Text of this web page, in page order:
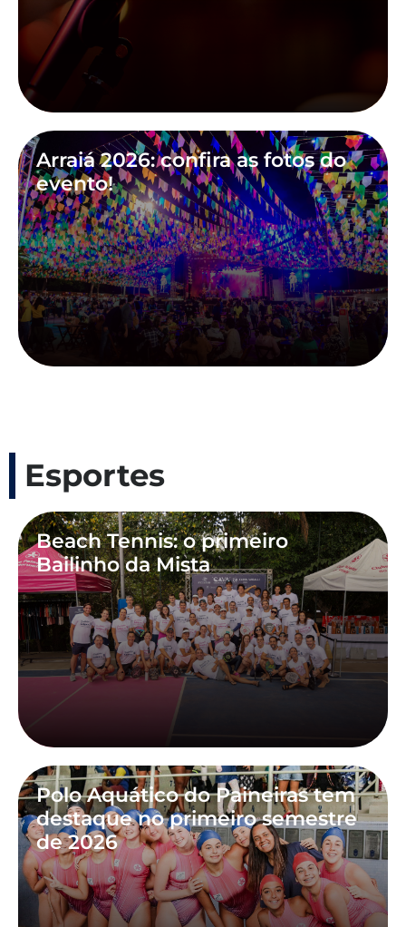
Arraiá 2026: confira as fotos do
evento!
Esportes
Beach Tennis: o primeiro
Bailinho da Mista
Polo Aquático do Paineiras tem
destaque no primeiro semestre
de 2026